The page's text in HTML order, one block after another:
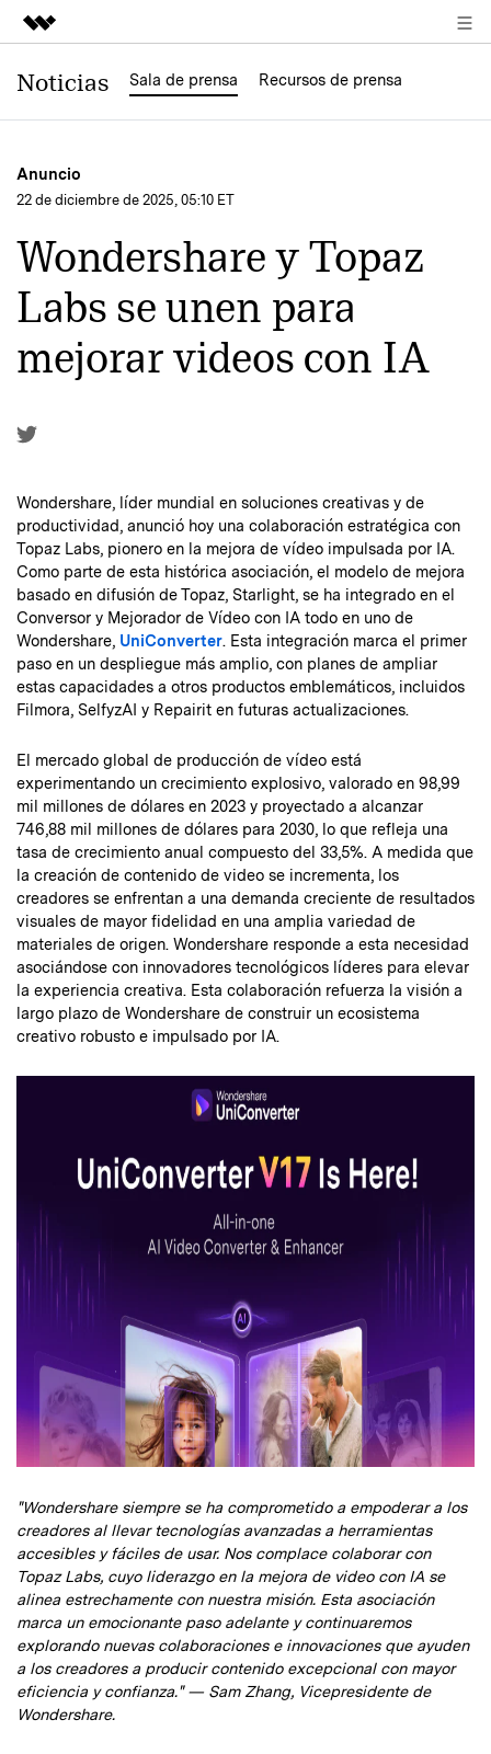
Productos destacados
Resumen
Soluciones
Quiénes somos
Sala de prensa
Tienda
Soporte
Noticias Sala de prensa Recursos de prensa
Anuncio
22 de diciembre de 2025, 05:10 ET
Wondershare y Topaz
Labs se unen para
mejorar videos con IA
Wondershare, líder mundial en soluciones creativas y de
productividad, anunció hoy una colaboración estratégica con
Topaz Labs, pionero en la mejora de vídeo impulsada por IA.
Como parte de esta histórica asociación, el modelo de mejora
basado en difusión de Topaz, Starlight, se ha integrado en el
Conversor y Mejorador de Vídeo con IA todo en uno de
Wondershare, UniConverter. Esta integración marca el primer
paso en un despliegue más amplio, con planes de ampliar
estas capacidades a otros productos emblemáticos, incluidos
Filmora, SelfyzAI y Repairit en futuras actualizaciones.
El mercado global de producción de vídeo está
experimentando un crecimiento explosivo, valorado en 98,99
mil millones de dólares en 2023 y proyectado a alcanzar
746,88 mil millones de dólares para 2030, lo que refleja una
tasa de crecimiento anual compuesto del 33,5%. A medida que
la creación de contenido de video se incrementa, los
creadores se enfrentan a una demanda creciente de resultados
visuales de mayor fidelidad en una amplia variedad de
materiales de origen. Wondershare responde a esta necesidad
asociándose con innovadores tecnológicos líderes para elevar
la experiencia creativa. Esta colaboración refuerza la visión a
largo plazo de Wondershare de construir un ecosistema
creativo robusto e impulsado por IA.
"Wondershare siempre se ha comprometido a empoderar a los
creadores al llevar tecnologías avanzadas a herramientas
accesibles y fáciles de usar. Nos complace colaborar con
Topaz Labs, cuyo liderazgo en la mejora de video con IA se
alinea estrechamente con nuestra misión. Esta asociación
marca un emocionante paso adelante y continuaremos
explorando nuevas colaboraciones e innovaciones que ayuden
a los creadores a producir contenido excepcional con mayor
eficiencia y confianza." — Sam Zhang, Vicepresidente de
Wondershare.